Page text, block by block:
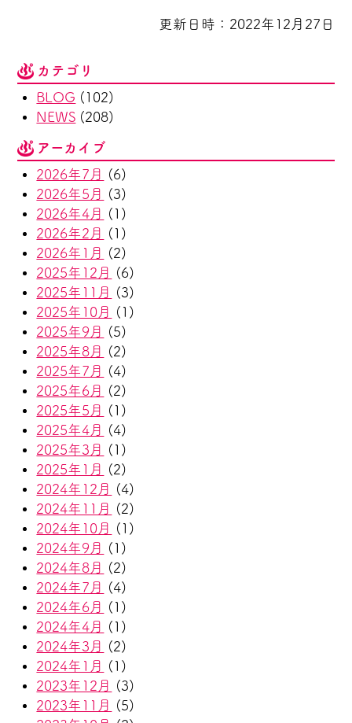
更新日時：2022年12月27日
カテゴリ
BLOG (102)
NEWS (208)
アーカイブ
2026年7月
(6)
2026年5月
(3)
2026年4月
(1)
2026年2月
(1)
2026年1月
(2)
2025年12月
(6)
2025年11月
(3)
2025年10月
(1)
2025年9月
(5)
2025年8月
(2)
2025年7月
(4)
2025年6月
(2)
2025年5月
(1)
2025年4月
(4)
2025年3月
(1)
2025年1月
(2)
2024年12月
(4)
2024年11月
(2)
2024年10月
(1)
2024年9月
(1)
2024年8月
(2)
2024年7月
(4)
2024年6月
(1)
2024年4月
(1)
2024年3月
(2)
2024年1月
(1)
2023年12月
(3)
2023年11月
(5)